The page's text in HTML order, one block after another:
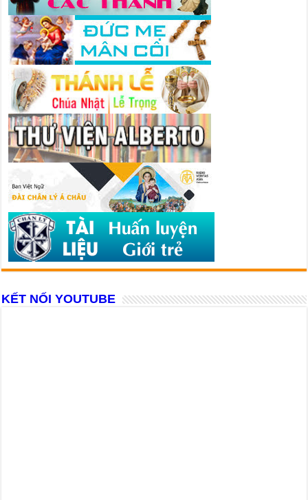
KẾT NỐI YOUTUBE